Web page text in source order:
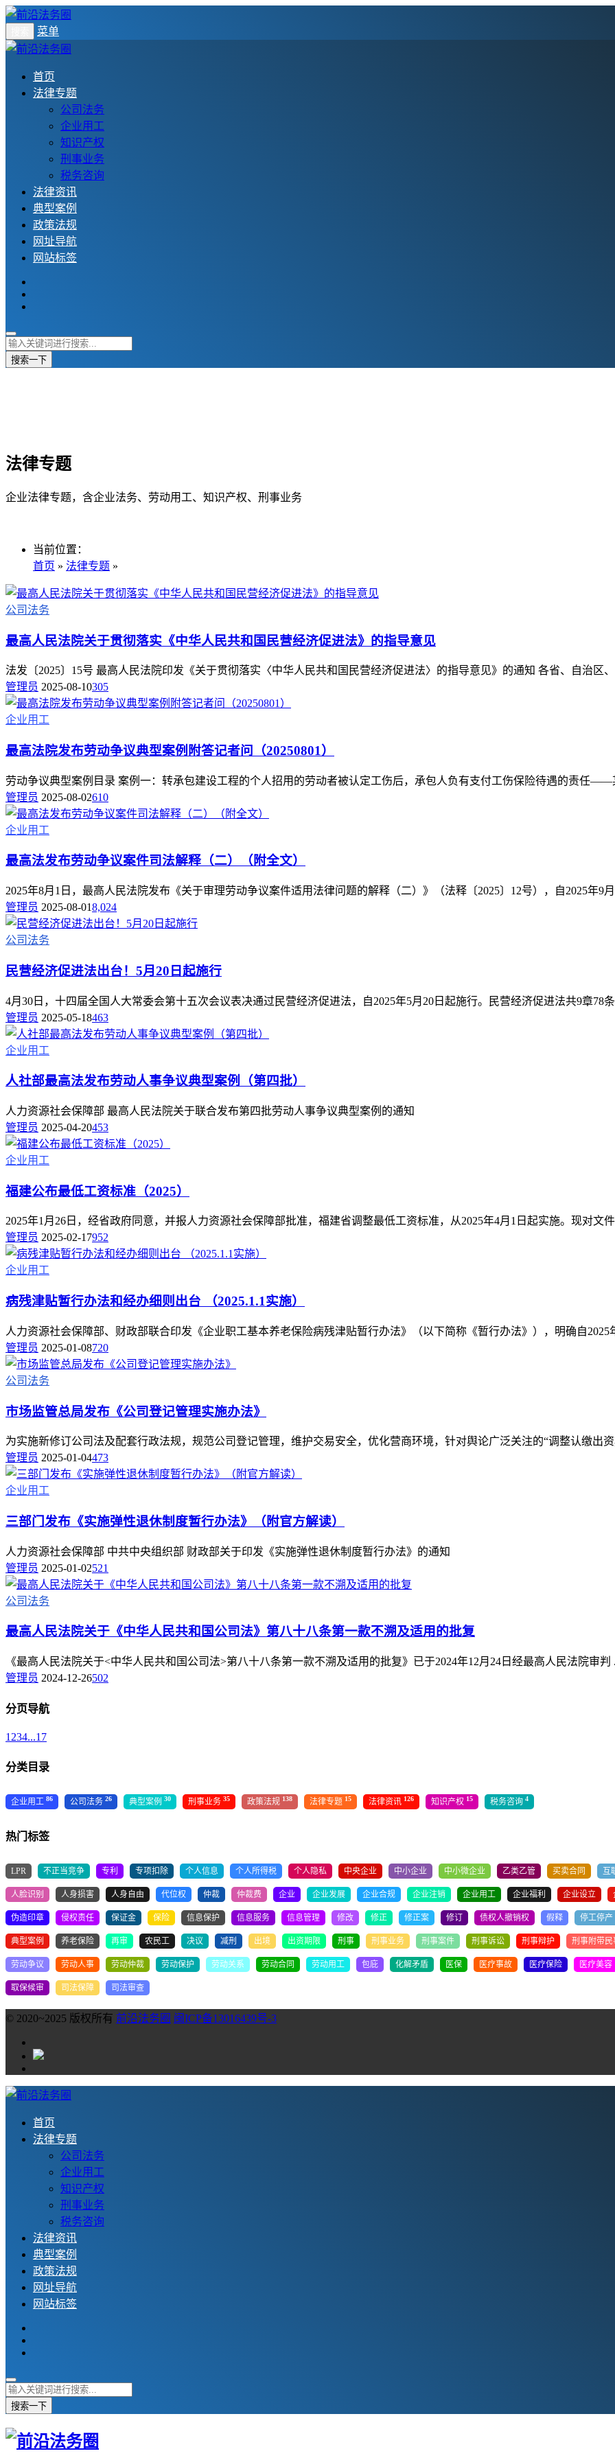
菜单
首页
法律专题
公司法务
企业用工
知识产权
刑事业务
税务咨询
法律资讯
典型案例
政策法规
网址导航
网站标签
搜索一下
法律专题
企业法律专题，含企业法务、劳动用工、知识产权、刑事业务
当前位置：
首页 » 法律专题 »
公司法务
最高人民法院关于贯彻落实《中华人民共和国民营经济促进法》的指导意见
法发〔2025〕15号 最高人民法院印发《关于贯彻落实〈中华人民共和国民营经济促进法〉的指导意见》的通知 各省、自治区
管理员 2025-08-10305
企业用工
最高法院发布劳动争议典型案例附答记者问（20250801）
劳动争议典型案例目录 案例一：转承包建设工程的个人招用的劳动者被认定工伤后，承包人负有支付工伤保险待遇的责任——
管理员 2025-08-02610
企业用工
最高法发布劳动争议案件司法解释（二）（附全文）
2025年8月1日，最高人民法院发布《关于审理劳动争议案件适用法律问题的解释（二）》（法释〔2025〕12号），自2025年9
管理员 2025-08-018,024
公司法务
民营经济促进法出台！5月20日起施行
4月30日，十四届全国人大常委会第十五次会议表决通过民营经济促进法，自2025年5月20日起施行。民营经济促进法共9章78
管理员 2025-05-18463
企业用工
人社部最高法发布劳动人事争议典型案例（第四批）
人力资源社会保障部 最高人民法院关于联合发布第四批劳动人事争议典型案例的通知
管理员 2025-04-20453
企业用工
福建公布最低工资标准（2025）
2025年1月26日，经省政府同意，并报人力资源社会保障部批准，福建省调整最低工资标准，从2025年4月1日起实施。现对文
管理员 2025-02-17952
企业用工
病残津贴暂行办法和经办细则出台 （2025.1.1实施）
人力资源社会保障部、财政部联合印发《企业职工基本养老保险病残津贴暂行办法》（以下简称《暂行办法》），明确自2025
管理员 2025-01-08720
公司法务
市场监管总局发布《公司登记管理实施办法》
为实施新修订公司法及配套行政法规，规范公司登记管理，维护交易安全，优化营商环境，针对舆论广泛关注的“调整认缴出资
管理员 2025-01-04473
企业用工
三部门发布《实施弹性退休制度暂行办法》（附官方解读）
人力资源社会保障部 中共中央组织部 财政部关于印发《实施弹性退休制度暂行办法》的通知
管理员 2025-01-02521
公司法务
最高人民法院关于《中华人民共和国公司法》第八十八条第一款不溯及适用的批复
《最高人民法院关于<中华人民共和国公司法>第八十八条第一款不溯及适用的批复》已于2024年12月24日经最高人民法院审判
管理员 2024-12-26502
分页导航
1 234...17
分类目录
企业用工 86 公司法务 26 典型案例 30 刑事业务 35 政策法规 138 法律专题 15 法律资讯 126 知识产权 15 税务咨询 4
热门标签
LPR 不正当竞争 专利 专项扣除 个人信息 个人所得税 个人隐私 中央企业 中小企业 中小微企业 乙类乙管 买卖合同 互
人脸识别 人身损害 人身自由 代位权 仲裁 仲裁费 企业 企业发展 企业合规 企业注销 企业用工 企业福利 企业设立
伪造印章 侵权责任 保证金 保险 信息保护 信息服务 信息管理 修改 修正 修正案 修订 债权人撤销权 假释 停工停产
典型案例 养老保险 再审 农民工 决议 减刑 出境 出资期限 刑事 刑事业务 刑事案件 刑事诉讼 刑事辩护 刑事附带民
劳动争议 劳动人事 劳动仲裁 劳动保护 劳动关系 劳动合同 劳动用工 包庇 化解矛盾 医保 医疗事故 医疗保险 医疗美容
取保候审 司法保障 司法审查
© 2020~2025 版权所有 前沿法务圈 闽ICP备13016439号-3
首页
法律专题
公司法务
企业用工
知识产权
刑事业务
税务咨询
法律资讯
典型案例
政策法规
网址导航
网站标签
搜索一下